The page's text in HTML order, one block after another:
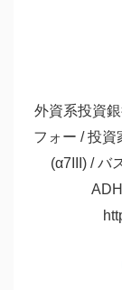
外資系投資
フォー / 投資
(α7III) / バ